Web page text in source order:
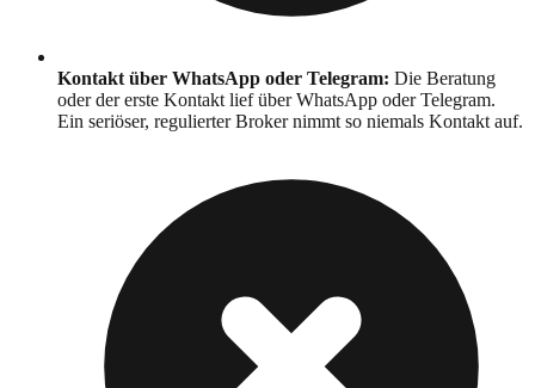
Kontakt über WhatsApp oder Telegram: Die Beratung
oder der erste Kontakt lief über WhatsApp oder Telegram.
Ein seriöser, regulierter Broker nimmt so niemals Kontakt auf.